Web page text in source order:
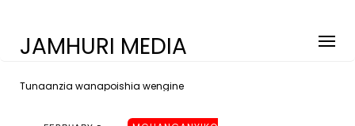
JAMHURI MEDIA
Tunaanzia wanapoishia wengine